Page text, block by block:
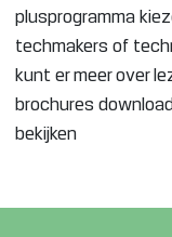
plusprogramma
techmakers of
kunt er meer over
brochures
bekijken